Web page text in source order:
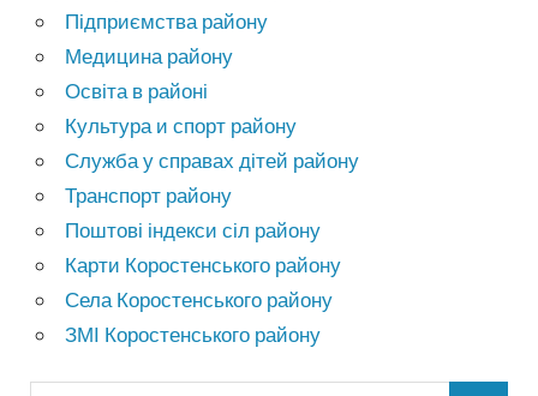
Підприємства району
Медицина району
Освіта в районі
Культура и спорт району
Служба у справах дітей району
Транспорт району
Поштові індекси сіл району
Карти Коростенського району
Села Коростенського району
ЗМІ Коростенського району